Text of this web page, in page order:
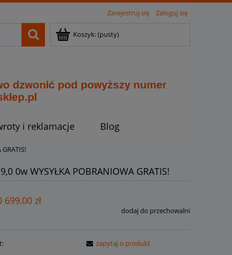
Zarejestruj się Zaloguj się
Koszyk:(pusty)
i reklamacje Blog
0w WYSYŁKA POBRANIOWA GRATIS!
699,00 zł
dodaj do przechowalni
zapytaj o produkt